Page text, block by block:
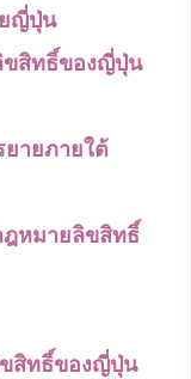
ญี่ปุ่น
ขสิทธิ์ของญี่ปุ่น
ายภายใต้
ฎหมายลิขสิทธิ์
สิทธิ์ของญี่ปุ่น